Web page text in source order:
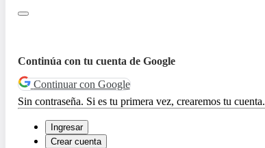
Continúa con tu cuenta de Google
Continuar con Google
Sin contraseña. Si es tu primera vez, crearemos tu cuenta.
Ingresar
Crear cuenta